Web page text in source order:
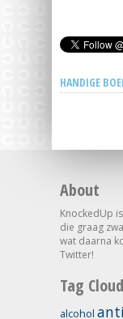
HANDIGE
About
KnockedUp
die graag
wat daarna
Twitter!
Tag Cloud
alcohol